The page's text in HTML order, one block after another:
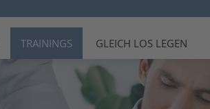
TRAININGS GLEICH LOS LEGEN